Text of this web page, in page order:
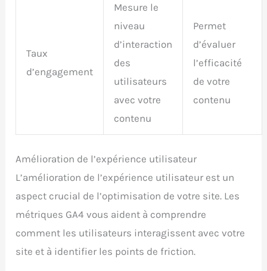
Taux
d’engagement
Mesure le
niveau
d’interaction
des
utilisateurs
avec votre
contenu
Permet
d’évaluer
l’efficacité
de votre
contenu
Amélioration de l’expérience utilisateur
L’amélioration de l’expérience utilisateur est un
aspect crucial de l’optimisation de votre site. Les
métriques GA4 vous aident à comprendre
comment les utilisateurs interagissent avec votre
site et à identifier les points de friction.